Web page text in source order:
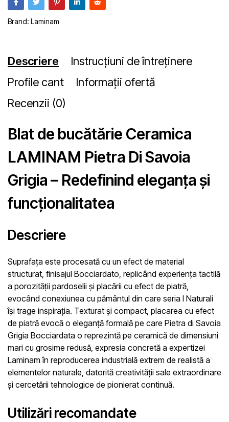
Brand: Laminam
Descriere
Instrucțiuni de întreținere
Profile cant
Informații ofertă
Recenzii (0)
Blat de bucătărie Ceramica
LAMINAM Pietra Di Savoia
Grigia – Redefinind eleganța și
funcționalitatea
Descriere
Suprafața este procesată cu un efect de material
structurat, finisajul Bocciardato, replicând experiența tactilă
a porozității pardoselii și placării cu efect de piatră,
evocând conexiunea cu pământul din care seria I Naturali
își trage inspirația. Texturat și compact, placarea cu efect
de piatră evocă o eleganță formală pe care Pietra di Savoia
Grigia Bocciardata o reprezintă pe ceramică de dimensiuni
mari cu grosime redusă, expresia concretă a expertizei
Laminam în reproducerea industrială extrem de realistă a
elementelor naturale, datorită creativității sale extraordinare
și cercetării tehnologice de pionierat continuă.
Utilizări recomandate